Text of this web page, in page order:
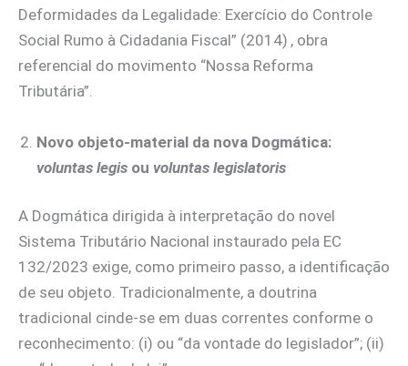
Deformidades da Legalidade: Exercício do Controle
Social Rumo à Cidadania Fiscal” (2014) , obra
referencial do movimento “Nossa Reforma
Tributária”.
Novo objeto-material da nova Dogmática:
voluntas legis ou voluntas legislatoris
A Dogmática dirigida à interpretação do novel
Sistema Tributário Nacional instaurado pela EC
132/2023 exige, como primeiro passo, a identificação
de seu objeto. Tradicionalmente, a doutrina
tradicional cinde-se em duas correntes conforme o
reconhecimento: (i) ou “da vontade do legislador”; (ii)